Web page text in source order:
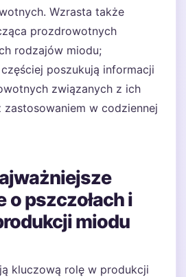
Wzrasta także
prozdrowotnych
rodzajów miodu;
poszukują informacji
związanych z ich
zastosowaniem w codziennej
o pszczołach i
miodu
kluczową rolę w produkcji